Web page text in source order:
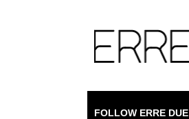
FOLLOW ERRE DUE